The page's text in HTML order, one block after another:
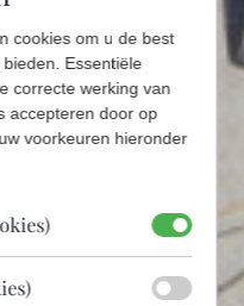
cookies om u de best
Essentiële
correcte werking van
accepteren door op
voorkeuren hieronder